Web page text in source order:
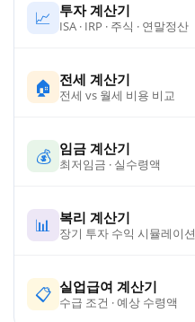
📈 투자 계산기
ISA · IRP · 주식 · 연말정산
🏠 전세 계산기
전세 vs 월세 비용 비교
💰 임금 계산기
최저임금 · 실수령액
📊 복리 계산기
장기 투자 수익 시뮬레이션
📋 실업급여 계산기
수급 조건 · 예상 수령액